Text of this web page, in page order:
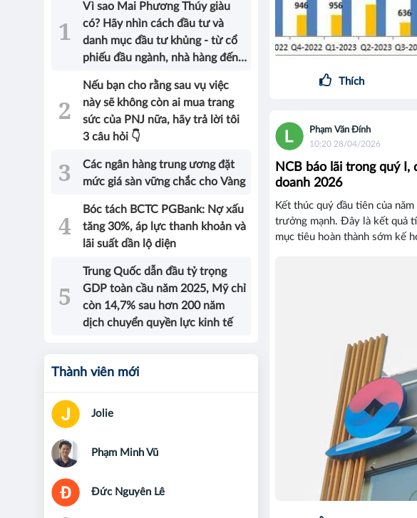
Thích
Phạm Văn Đính
10:20 28/04/2026
NCB báo lãi trong quý
doanh 2026
Kết thúc quý đầu tiên của
trưởng mạnh. Đây là kết quả
mục tiêu hoàn thành sớm kế
Vì sao Mai Phương Thúy giàu
có? Hãy nhìn cách đầu tư và
danh mục đầu tư khủng - từ cổ
phiếu đầu ngành, nhà hàng đến
được câu trả lời!
Nếu bạn cho rằng sau vụ việc
này sẽ không còn ai mua trang
sức của PNJ nữa, hãy trả lời tôi
3 câu hỏi 👇
Các ngân hàng trung ương đặt
mức giá sàn vững chắc cho Vàng
Bóc tách BCTC PGBank: Nợ xấu
tăng 30%, áp lực thanh khoản và
lãi suất dần lộ diện
Trung Quốc dẫn đầu tỷ trọng
GDP toàn cầu năm 2025, Mỹ chỉ
còn 14,7% sau hơn 200 năm
dịch chuyển quyền lực kinh tế
Thành viên mới
Jolie
Phạm Minh Vũ
Đức Nguyên Lê